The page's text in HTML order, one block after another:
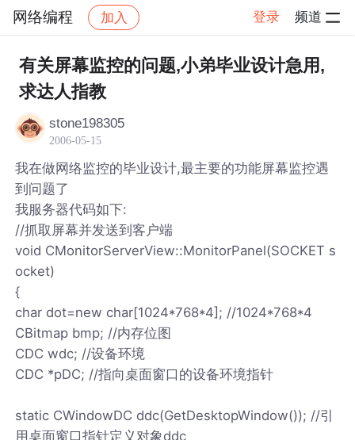
网络编程 加入 登录 频道
社区 网络编程 帖子详情
有关屏幕监控的问题,小弟毕业设计急用,
求达人指教
stone198305
2006-05-15
我在做网络监控的毕业设计,最主要的功能屏幕监控遇
到问题了
我服务器代码如下:
//抓取屏幕并发送到客户端
void CMonitorServerView::MonitorPanel(SOCKET s
ocket)
{
char dot=new char[1024*768*4]; //1024*768*4
CBitmap bmp; //内存位图
CDC wdc; //设备环境
CDC *pDC; //指向桌面窗口的设备环境指针
static CWindowDC ddc(GetDesktopWindow()); //引
用桌面窗口指针定义对象ddc